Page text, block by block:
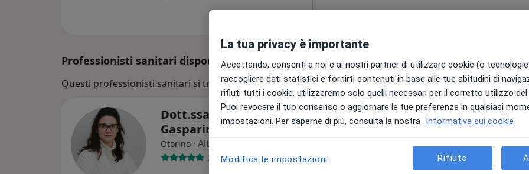
Professionisti sanitari disponibili
Questi professionisti sanitari si trovano fuori Rozzano, MI, in aree vicine alla tua ricerca.
Dott.ssa Angela
Gasparini
Otorino · Altro
26 recensioni
Oggi
8 Ago
Domani
9 Ago
Lun,
10 Ago
Mar,
11 Ago
Non ci sono agende disponibili!
La tua privacy è importante
Accettando, consenti a noi e ai nostri partner di utilizzare cookie (o
raccogliere dati statistici e fornirti contenuti in base alle tue abitudini di
rifiuti tutti i cookie, utilizzeremo solo quelli necessari per il corretto utilizzo
Puoi revocare il tuo consenso o aggiornare le tue preferenze in qualsiasi
impostazioni. Per saperne di più, consulta la nostra Informativa sui cookie
Modifica le impostazioni Rifiuto